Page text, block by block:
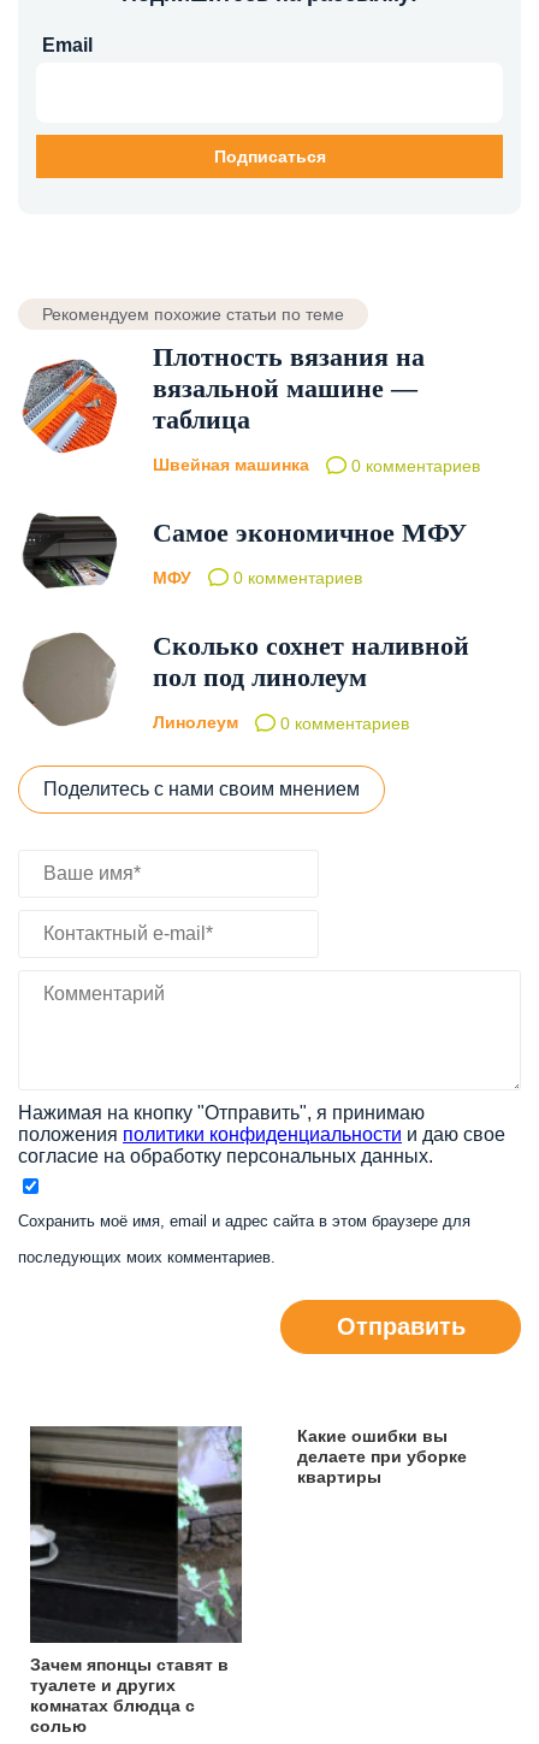
Email
Рекомендуем похожие статьи по теме
Плотность вязания на
вязальной машине —
таблица
Швейная машинка 0 комментариев
Самое экономичное МФУ
МФУ 0 комментариев
Сколько сохнет наливной
пол под линолеум
Линолеум 0 комментариев
Поделитесь с нами своим мнением
Нажимая на кнопку "Отправить", я принимаю
положения политики конфиденциальности и даю свое
согласие на обработку персональных данных.
Сохранить моё имя, email и адрес сайта в этом браузере для
последующих моих комментариев.
Отправить
Зачем японцы ставят в
туалете и других
комнатах блюдца с
солью
Какие ошибки вы
делаете при уборке
квартиры